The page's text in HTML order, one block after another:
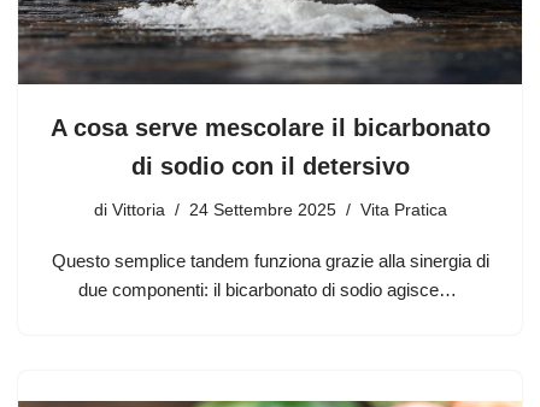
A cosa serve mescolare il bicarbonato
di sodio con il detersivo
di Vittoria 24 Settembre 2025 Vita Pratica
Questo semplice tandem funziona grazie alla sinergia di
due componenti: il bicarbonato di sodio agisce…